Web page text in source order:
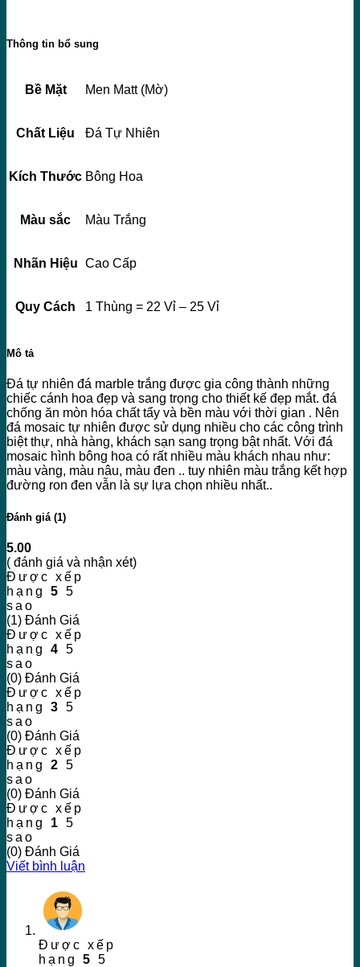
Thông tin bổ sung
Bề Mặt Men Matt (Mờ)
Chất Liệu Đá Tự Nhiên
Kích Thước Bông Hoa
Màu sắc Màu Trắng
Nhãn Hiệu Cao Cấp
Quy Cách 1 Thùng = 22 Vỉ – 25 Vỉ
Mô tả
Đá tự nhiên đá marble trắng được gia công thành những
chiếc cánh hoa đẹp và sang trọng cho thiết kế đẹp mắt. đá
chống ăn mòn hóa chất tẩy và bền màu với thời gian . Nên
đá mosaic tự nhiên được sử dụng nhiều cho các công trình
biệt thự, nhà hàng, khách sạn sang trọng bật nhất. Với đá
mosaic hình bông hoa có rất nhiều màu khách nhau như:
màu vàng, màu nâu, màu đen .. tuy nhiên màu trắng kết hợp
đường ron đen vẫn là sự lựa chọn nhiều nhất..
Đánh giá (1)
5.00
( đánh giá và nhận xét)
Được xếp
hạng 5 5
sao
(1) Đánh Giá
Được xếp
hạng 4 5
sao
(0) Đánh Giá
Được xếp
hạng 3 5
sao
(0) Đánh Giá
Được xếp
hạng 2 5
sao
(0) Đánh Giá
Được xếp
hạng 1 5
sao
(0) Đánh Giá
Viết bình luận
Được xếp
hạng 5 5